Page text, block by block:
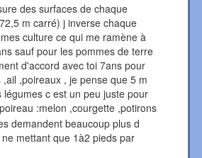
des surfaces de chaque
m carré) j inverse chaque
culture ce qui me ramène à
sauf pour les pommes de terre
d'accord avec toi 7ans pour
,poireaux , je pense que 5 m
c est un peu juste pour
:melon ,courgette ,potirons
demandent beaucoup plus d
mettant que 1à2 pieds par